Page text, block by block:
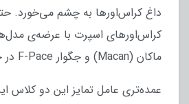
داغ کراس‌اورها به چشم می‌خورد.
کراس‌اورهای اسپرت با عرضه‌ی
ماکان (Macan) و جگوار F-Pace در حال گسترش است.
عمده‌تری عامل تمایز این دو کلاس